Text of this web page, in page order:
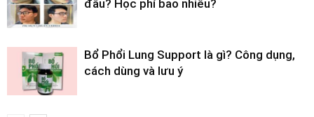
đâu? Học phí bao nhiêu?
Bổ Phổi Lung Support là gì? Công dụng,
cách dùng và lưu ý